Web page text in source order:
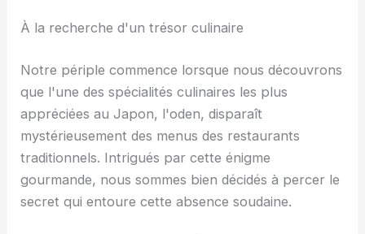
À la recherche d'un trésor culinaire
Notre périple commence lorsque nous découvrons
que l'une des spécialités culinaires les plus
appréciées au Japon, l'oden, disparaît
mystérieusement des menus des restaurants
traditionnels. Intrigués par cette énigme
gourmande, nous sommes bien décidés à percer le
secret qui entoure cette absence soudaine.